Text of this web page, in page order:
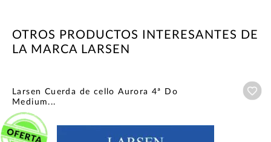
OTROS PRODUCTOS INTERESANTES DE
LA MARCA LARSEN
Larsen Cuerda de cello Aurora 4ª Do
Medium...